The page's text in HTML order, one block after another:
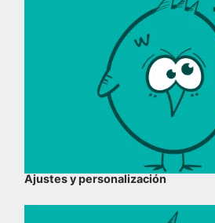
Ajustes y personalización